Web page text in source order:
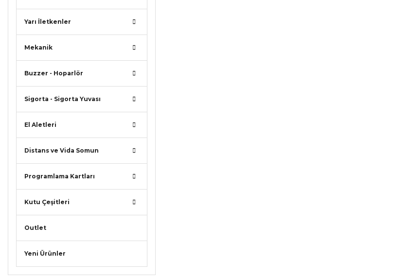
Yarı İletkenler
Mekanik
Buzzer - Hoparlör
Sigorta - Sigorta Yuvası
El Aletleri
Distans ve Vida Somun
Programlama Kartları
Kutu Çeşitleri
Outlet
Yeni Ürünler